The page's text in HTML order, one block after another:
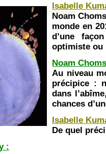
Isabelle
Noam
monde en
d’une
optimiste ou
Noam
Au niveau
précipice :
dans
chances
Isabelle
De quel
: